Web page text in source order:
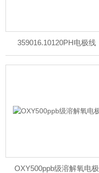
359016.10120PH电极线
OXY500ppb级溶解氧电极